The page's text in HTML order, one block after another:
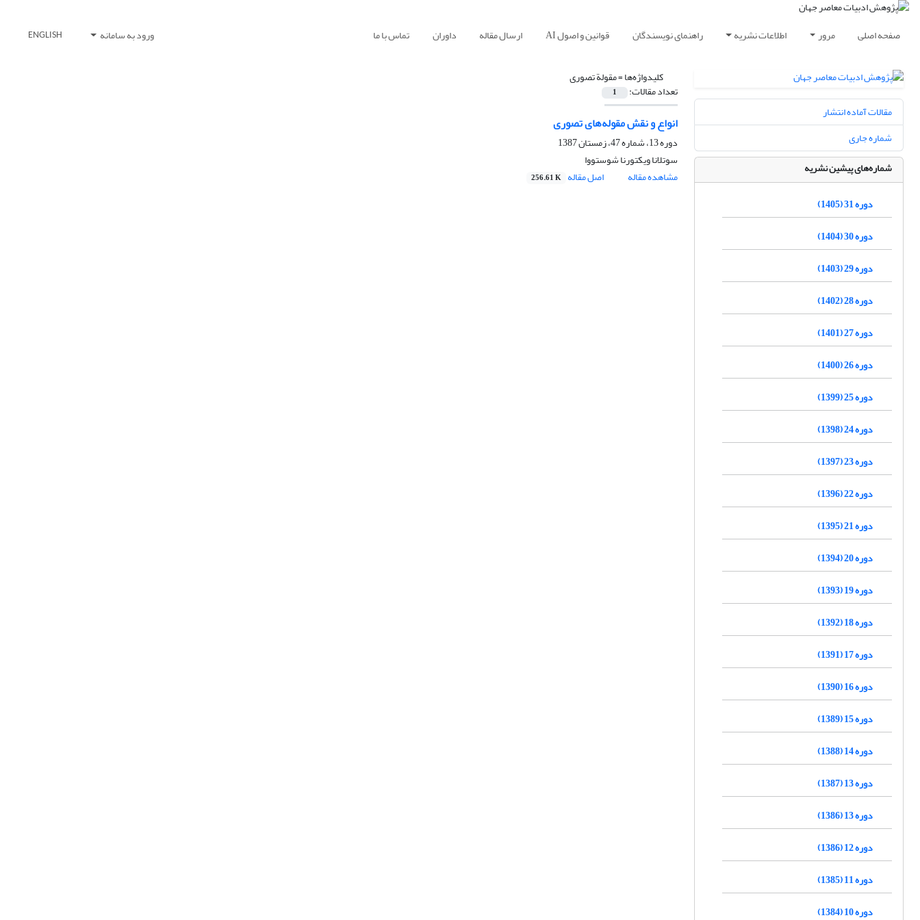
صفحه اصلی مرور اطلاعات نشریه راهنمای نویسندگان قوانین و اصول AI ارسال مقاله داوران تماس با ما ورود به سامانه ENGLISH
کلیدواژه‌ها =مقولة تصوری
تعداد مقالات: 1
انواع و نقش مقوله‌های تصوری
دوره 13، شماره 47، زمستان 1387
سوتلانا ویکتورنا شوستووا
مشاهده مقاله
اصل مقاله 256.61 K
مقالات آماده انتشار
شماره جاری
شماره‌های پیشین نشریه
دوره 31 (1405)
دوره 30 (1404)
دوره 29 (1403)
دوره 28 (1402)
دوره 27 (1401)
دوره 26 (1400)
دوره 25 (1399)
دوره 24 (1398)
دوره 23 (1397)
دوره 22 (1396)
دوره 21 (1395)
دوره 20 (1394)
دوره 19 (1393)
دوره 18 (1392)
دوره 17 (1391)
دوره 16 (1390)
دوره 15 (1389)
دوره 14 (1388)
دوره 13 (1387)
دوره 13 (1386)
دوره 12 (1386)
دوره 11 (1385)
دوره 10 (1384)